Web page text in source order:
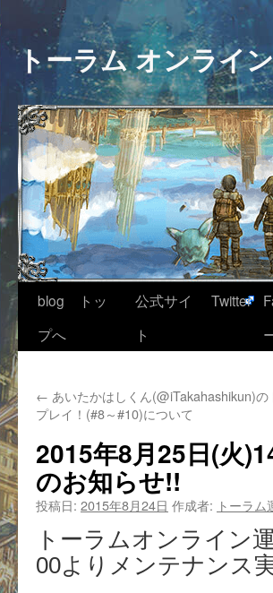
トーラム オンライ
blog トッ
プへ
公式サイ
ト
Twitter
← あいたかはしくん(@iTakahashikun)の
プレイ！(#8～#10)について
2015年8月25日(火
のお知らせ!!
投稿日: 2015年8月24日 作成者: トーラム
トーラムオンライン
00よりメンテナンス